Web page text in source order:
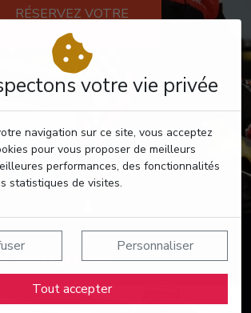
votre vie privée
navigation sur ce site, vous acceptez
pour vous proposer de meilleurs
performances, des fonctionnalités
statistiques de visites.
Personnaliser
Tout accepter
RÉSERVEZ VOTRE
PASSAGE
actualités